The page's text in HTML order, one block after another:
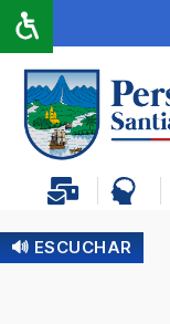
🔊 ESCUCHAR